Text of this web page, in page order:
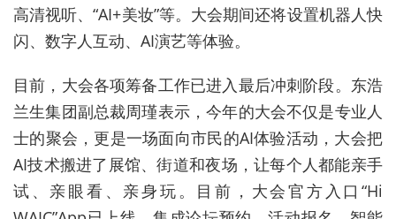
高清视听、“AI+美妆”等。大会期间还将设置机器人快
闪、数字人互动、AI演艺等体验。
目前，大会各项筹备工作已进入最后冲刺阶段。 东浩
兰生集团副总裁周瑾表示，今年的大会不仅是专业人
士的聚会，更是一场面向市民的AI体验活动，大会把
AI技术搬进了展馆、街道和夜场，让每个人都能亲手
试、亲眼看、亲身玩。目前，大会官方入口“Hi